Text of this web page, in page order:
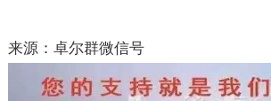
来源：卓尔群微信号